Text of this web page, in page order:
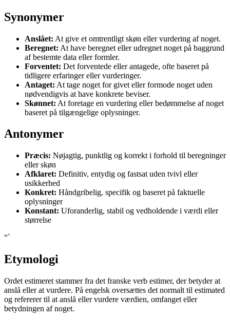
Synonymer
Anslået: At give et omtrentligt skøn eller vurdering af noget.
Beregnet: At have beregnet eller udregnet noget på baggrund
af bestemte data eller formler.
Forventet: Det forventede eller antagede, ofte baseret på
tidligere erfaringer eller vurderinger.
Antaget: At tage noget for givet eller formode noget uden
nødvendigvis at have konkrete beviser.
Skønnet: At foretage en vurdering eller bedømmelse af noget
baseret på tilgængelige oplysninger.
Antonymer
Præcis: Nøjagtig, punktlig og korrekt i forhold til beregninger
eller skøn
Afklaret: Definitiv, entydig og fastsat uden tvivl eller
usikkerhed
Konkret: Håndgribelig, specifik og baseret på faktuelle
oplysninger
Konstant: Uforanderlig, stabil og vedholdende i værdi eller
størrelse
“`
Etymologi
Ordet estimeret stammer fra det franske verb estimer, der betyder at
anslå eller at vurdere. På engelsk oversættes det normalt til estimated
og refererer til at anslå eller vurdere værdien, omfanget eller
betydningen af noget.